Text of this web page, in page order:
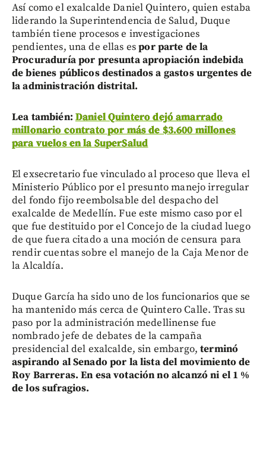
Así como el exalcalde Daniel Quintero, quien estaba
liderando la Superintendencia de Salud, Duque
también tiene procesos e investigaciones
pendientes, una de ellas espor parte de la
Procuraduría por presunta apropiación indebida
de bienes públicos destinados a gastos urgentes de
la administración distrital.
Lea también: Daniel Quintero dejó amarrado
millonario contrato por más de $3.600 millones
para vuelos en la SuperSalud
El exsecretario fue vinculado al proceso que lleva el
Ministerio Público por el presunto manejo irregular
del fondo fijo reembolsable del despacho del
exalcalde de Medellín. Fue este mismo caso por el
que fue destituido por el Concejo de la ciudad luego
de que fuera citado a una moción de censura para
rendir cuentas sobre el manejo de la Caja Menor de
la Alcaldía.
Duque García ha sido uno de los funcionarios que se
ha mantenido más cerca de Quintero Calle. Tras su
paso por la administración medellinense fue
nombrado jefe de debates de la campaña
presidencial del exalcalde, sin embargo,terminó
aspirando al Senado por la lista del movimiento de
Roy Barreras. En esa votación no alcanzó ni el 1 %
de los sufragios.